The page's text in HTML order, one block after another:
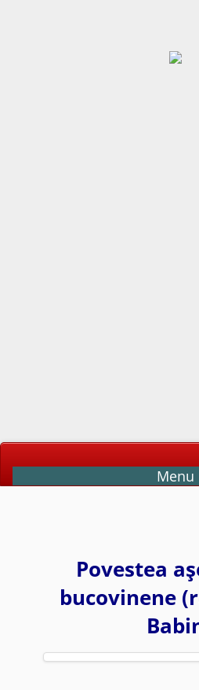
Menu
Povestea
bucovinene